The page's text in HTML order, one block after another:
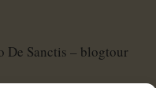
De Sanctis – blogtour